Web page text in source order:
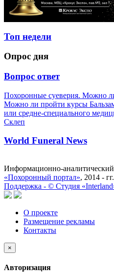
Топ недели
Опрос дня
Вопрос ответ
Похоронные суеверия. Можно
Можно ли пройти курсы
или средне-специального
Склеп
World Funeral News
Информационно-аналитический
«Похоронный портал», 2014 - гг.
Поддержка - © Cтудия
О проекте
Размещение рекламы
Контакты
×
Авторизация